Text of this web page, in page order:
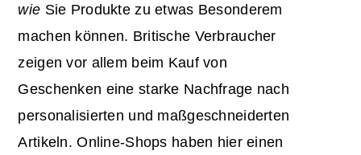
wie Sie Produkte zu etwas Besonderem
machen können. Britische Verbraucher
zeigen vor allem beim Kauf von
Geschenken eine starke Nachfrage nach
personalisierten und maßgeschneiderten
Artikeln. Online-Shops haben hier einen